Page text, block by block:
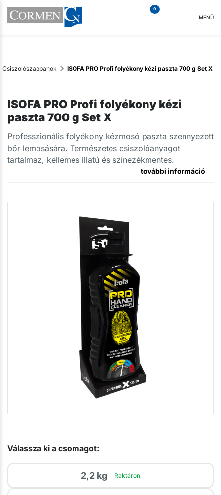
0
MENÜ
Csiszolószappanok ISOFA PRO Profi folyékony kézi paszta 700 g Set X
ISOFA PRO Profi folyékony kézi
paszta 700 g Set X
Professzionális folyékony kézmosó paszta szennyezett
bőr lemosására. Természetes csiszolóanyagot
tartalmaz, kellemes illatú és színezékmentes.
további információ
Válassza ki a csomagot:
2,2 kg Raktáron